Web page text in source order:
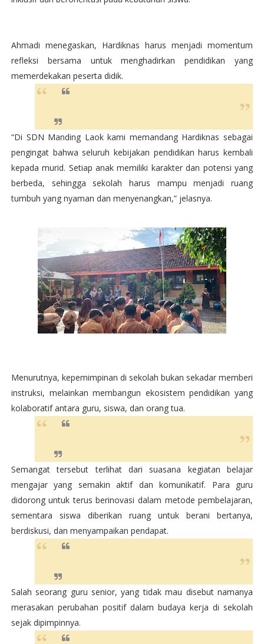
Ahmadi menegaskan, Hardiknas harus menjadi momentum
refleksi bersama untuk menghadirkan pendidikan yang
memerdekakan peserta didik.
“Di SDN Manding Laok kami memandang Hardiknas sebagai
pengingat bahwa seluruh kebijakan pendidikan harus kembali
kepada murid. Setiap anak memiliki karakter dan potensi yang
berbeda, sehingga sekolah harus mampu menjadi ruang
tumbuh yang nyaman dan menyenangkan,” jelasnya.
Menurutnya, kepemimpinan di sekolah bukan sekadar memberi
instruksi, melainkan membangun ekosistem pendidikan yang
kolaboratif antara guru, siswa, dan orang tua.
Semangat tersebut terlihat dari suasana kegiatan belajar
mengajar yang semakin aktif dan komunikatif. Para guru
didorong untuk terus berinovasi dalam metode pembelajaran,
sementara siswa diberikan ruang untuk berani bertanya,
berdiskusi, dan menyampaikan pendapat.
Salah seorang guru senior, yang tidak mau disebut namanya
merasakan perubahan positif dalam budaya kerja di sekolah
sejak dipimpinnya.